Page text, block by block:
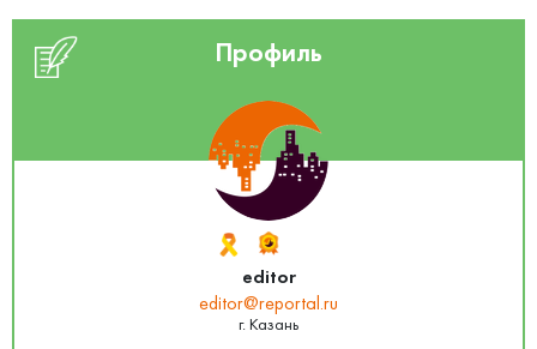
Профиль
editor
editor@reportal.ru
г. Казань